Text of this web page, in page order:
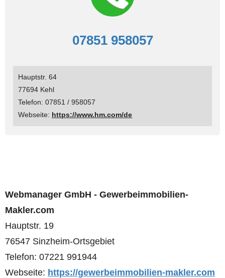
07851 958057
Hauptstr. 64
77694 Kehl
Telefon: 07851 / 958057
Webseite: https://www.hm.com/de
Webmanager GmbH - Gewerbeimmobilien-
Makler.com
Hauptstr. 19
76547 Sinzheim-Ortsgebiet
Telefon: 07221 991944
Webseite: https://gewerbeimmobilien-makler.com